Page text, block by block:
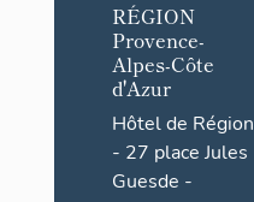
RÉGION
Provence-
Alpes-Côte
d'Azur
Hôtel de Région
- 27 place Jules
Guesde -